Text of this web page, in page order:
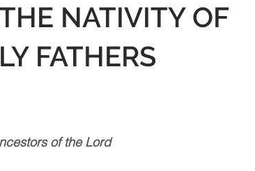
NATIVITY OF
FATHERS
of the Lord